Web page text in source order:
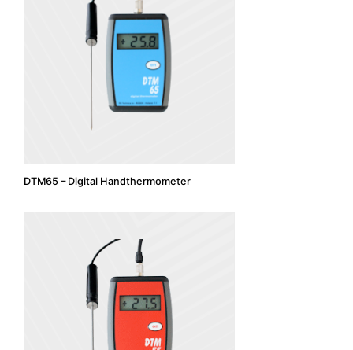
DTM65 – Digital Handthermometer